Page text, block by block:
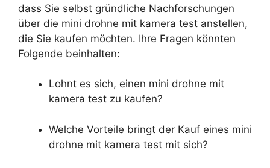
dass Sie selbst gründliche Nachforschungen
über die mini drohne mit kamera test anstellen,
die Sie kaufen möchten. Ihre Fragen könnten
Folgende beinhalten:
Lohnt es sich, einen mini drohne mit
kamera test zu kaufen?
Welche Vorteile bringt der Kauf eines mini
drohne mit kamera test mit sich?